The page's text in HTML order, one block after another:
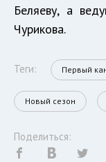
Беляеву, а
Чурикова.
Теги: Первый
Новый сезон
Поделиться: